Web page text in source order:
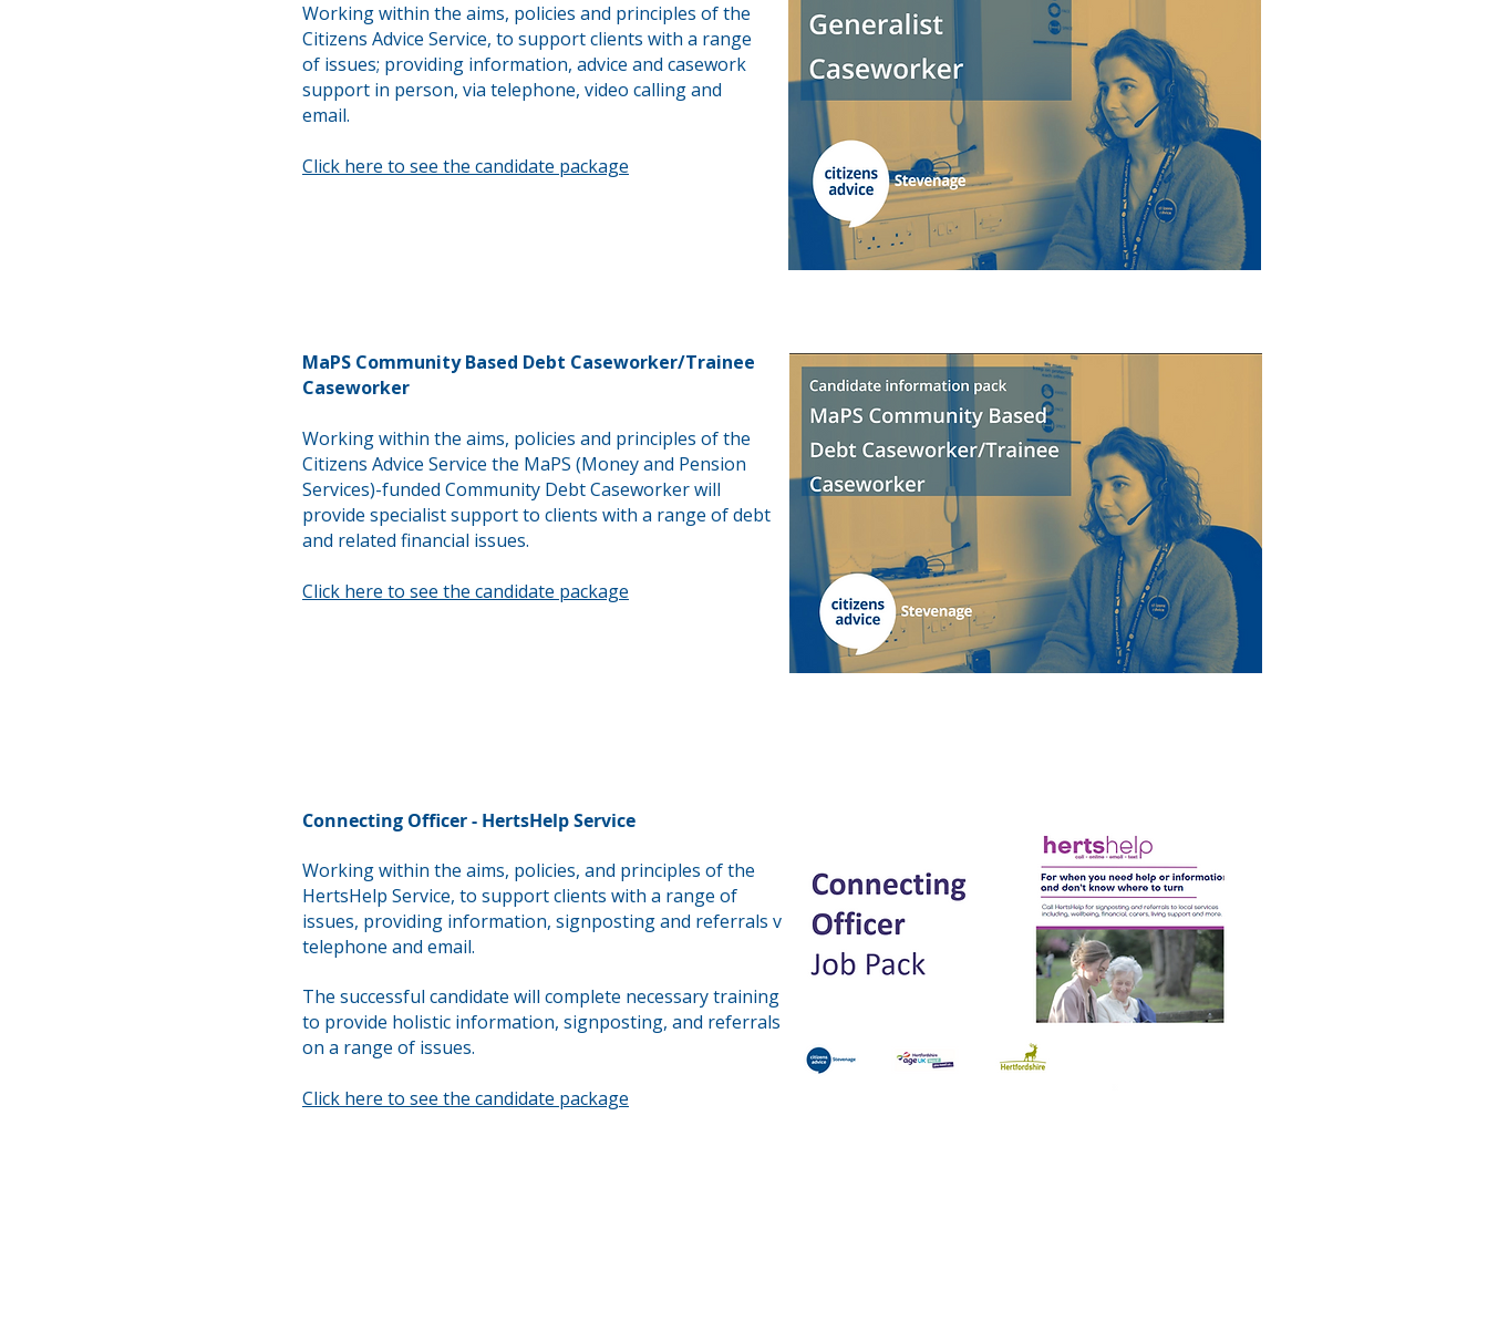
Working within the aims, policies and principles of the
Citizens Advice Service, to support clients with a range
of issues; providing information, advice and casework
support in person, via telephone, video calling and
email.
Click here to see the candidate package
MaPS Community Based Debt Caseworker/Trainee
Caseworker
Working within the aims, policies and principles of the
Citizens Advice Service the MaPS (Money and Pension
Services)-funded Community Debt Caseworker will
provide specialist support to clients with a range of debt
and related financial issues.
Click here to see the candidate package
Connecting Officer - HertsHelp Service
Working within the aims, policies, and principles of the
HertsHelp Service, to support clients with a range of
issues, providing information, signposting and referrals via
telephone and email.
The successful candidate will complete necessary training
to provide holistic information, signposting, and referrals
on a range of issues.
Click here to see the candidate package